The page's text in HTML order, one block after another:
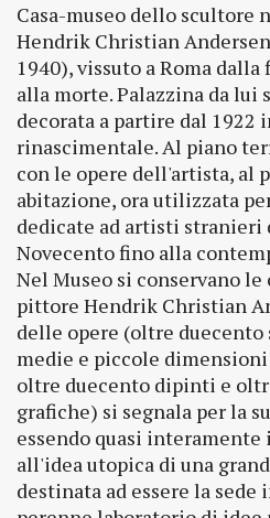
Casa-museo dello scultore
Hendrik Christian
1940), vissuto a Roma
alla morte. Palazzina da lui
decorata a partire dal
rinascimentale. Al piano
con le opere dell'artista, al
abitazione, ora utilizzata
dedicate ad artisti stranieri
Novecento fino alla
Nel Museo si conservano
pittore Hendrik Christian
delle opere (oltre
medie e piccole dimensioni
oltre duecento dipinti e
grafiche) si segnala per la
essendo quasi
all'idea utopica di una
destinata ad essere la